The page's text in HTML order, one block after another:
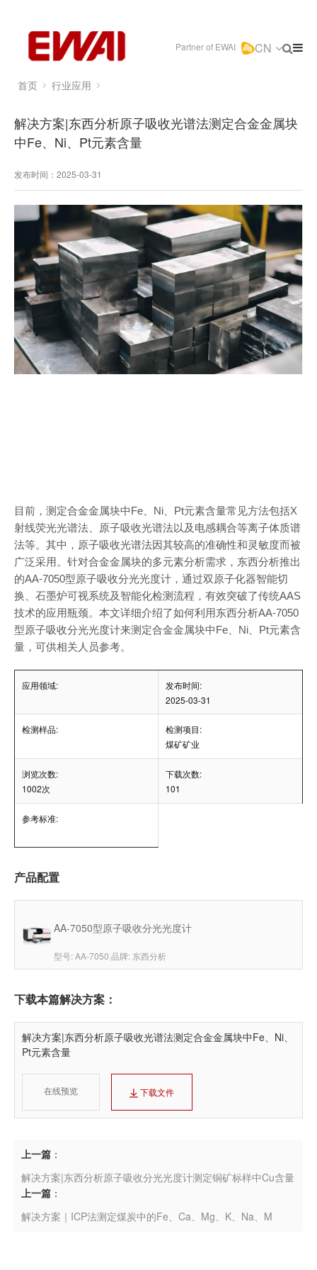
Partner of EWAI CN
首页 行业应用
解决方案|东西分析原子吸收光谱法测定合金金属块
中Fe、Ni、Pt元素含量
发布时间：2025-03-31
目前，测定合金金属块中Fe、Ni、Pt元素含量常见方法包括X
射线荧光光谱法、原子吸收光谱法以及电感耦合等离子体质谱
法等。其中，原子吸收光谱法因其较高的准确性和灵敏度而被
广泛采用。针对合金金属块的多元素分析需求，东西分析推出
的AA-7050型原子吸收分光光度计，通过双原子化器智能切
换、石墨炉可视系统及智能化检测流程，有效突破了传统AAS
技术的应用瓶颈。本文详细介绍了如何利用东西分析AA-7050
型原子吸收分光光度计来测定合金金属块中Fe、Ni、Pt元素含
量，可供相关人员参考。
应用领域:
发布时间:
2025-03-31
检测样品:
检测项目:
煤矿矿业
浏览次数:
1002次
下载次数:
101
参考标准:
产品配置
AA-7050型原子吸收分光光度计
型号: AA-7050 品牌: 东西分析
下载本篇解决方案：
解决方案|东西分析原子吸收光谱法测定合金金属块中Fe、Ni、
Pt元素含量
在线预览 下载文件
上一篇 ：
解决方案|东西分析原子吸收分光光度计测定铜矿标样中Cu含量
上一篇 ：
解决方案｜ICP法测定煤炭中的Fe、Ca、Mg、K、Na、M